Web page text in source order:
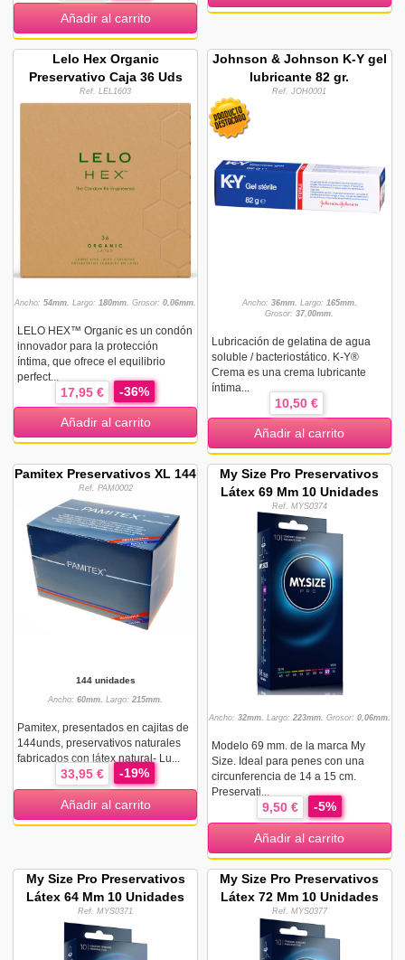
Añadir al carrito
Lelo Hex Organic
Preservativo Caja 36 Uds
Ref. LEL1603
Ancho:54mm. Largo: 180mm. Grosor:0,06mm.
LELO HEX™ Organic es un condón
innovador para la protección
íntima, que ofrece el equilibrio
perfect...
17,95 € -36%
Añadir al carrito
Johnson & Johnson K-Y gel
lubricante 82 gr.
Ref. JOH0001
Ancho: 36mm. Largo: 165mm.
Grosor:37,00mm.
Lubricación de gelatina de agua
soluble / bacteriostático. K-Y®
Crema es una crema lubricante
íntima...
10,50 €
Añadir al carrito
Pamitex Preservativos XL 144
Ref. PAM0002
144 unidades
Ancho:60mm. Largo:215mm.
Pamitex, presentados en cajitas de
144unds, preservativos naturales
fabricados con látex natural- Lu...
33,95 € -19%
Añadir al carrito
My Size Pro Preservativos
Látex 69 Mm 10 Unidades
Ref. MYS0374
Ancho: 32mm. Largo: 223mm. Grosor: 0,06mm.
Modelo 69 mm. de la marca My
Size. Ideal para penes con una
circunferencia de 14 a 15 cm.
Preservati...
9,50 € -5%
Añadir al carrito
My Size Pro Preservativos
Látex 64 Mm 10 Unidades
Ref. MYS0371
My Size Pro Preservativos
Látex 72 Mm 10 Unidades
Ref. MYS0377